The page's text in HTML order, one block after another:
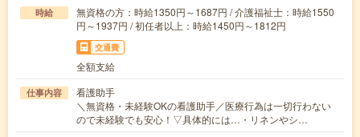
時給
無資格の方：時給1350円～1687円 / 介護福祉士：時給1550
円～1937円 / 初任者以上：時給1450円～1812円
交通費
全額支給
仕事内容
看護助手
＼無資格・未経験OKの看護助手／医療行為は一切行わない
ので未経験でも安心！▽具体的には…・リネンやシ…